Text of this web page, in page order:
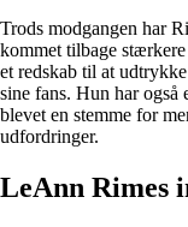
Trods modgangen har
kommet tilbage
et redskab til at
sine fans. Hun har også
blevet en stemme for
udfordringer.
LeAnn Rimes